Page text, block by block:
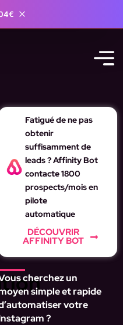
Fatigué de ne pas
obtenir
suffisamment de
leads ? Affinity Bot
contacte 1800
prospects/mois en
pilote
automatique
DÉCOUVRIR
AFFINITY BOT
cherchez un
simple et rapide
votre
?